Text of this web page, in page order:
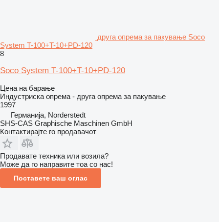
друга опрема за пакување Soco
System T-100+T-10+PD-120
8
Soco System T-100+T-10+PD-120
Цена на барање
Индустриска опрема - друга опрема за пакување
1997
Германија, Norderstedt
SHS-CAS Graphische Maschinen GmbH
Контактирајте го продавачот
Продавате техника или возила?
Може да го направите тоа со нас!
Поставете ваш оглас